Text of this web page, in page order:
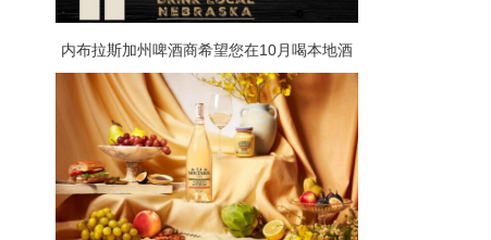
内布拉斯加州啤酒商希望您在10月喝本地酒